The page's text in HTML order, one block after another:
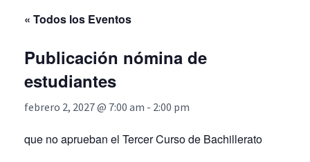
« Todos los Eventos
Publicación nómina de
estudiantes
febrero 2, 2027 @ 7:00 am - 2:00 pm
que no aprueban el Tercer Curso de Bachillerato